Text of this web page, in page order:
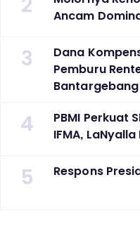
Ancam
3
Dana
Pemburu
4
PBMI Perkuat
IFMA,
5 Respons